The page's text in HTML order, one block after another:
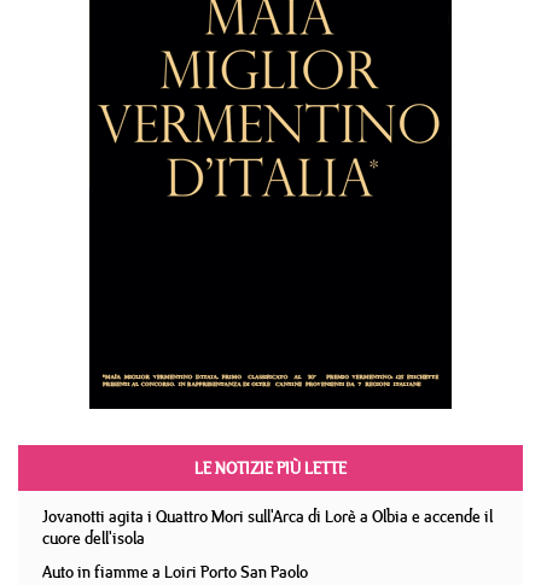
LE NOTIZIE PIÙ LETTE
Jovanotti agita i Quattro Mori sull'Arca di Lorè a Olbia e accende il
cuore dell'isola
Auto in fiamme a Loiri Porto San Paolo